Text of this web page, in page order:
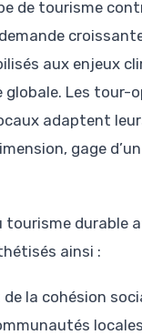
de tourisme
aux enjeux
globale. Les tour-
adaptent
gage
tourisme durable
ainsi :
la cohésion